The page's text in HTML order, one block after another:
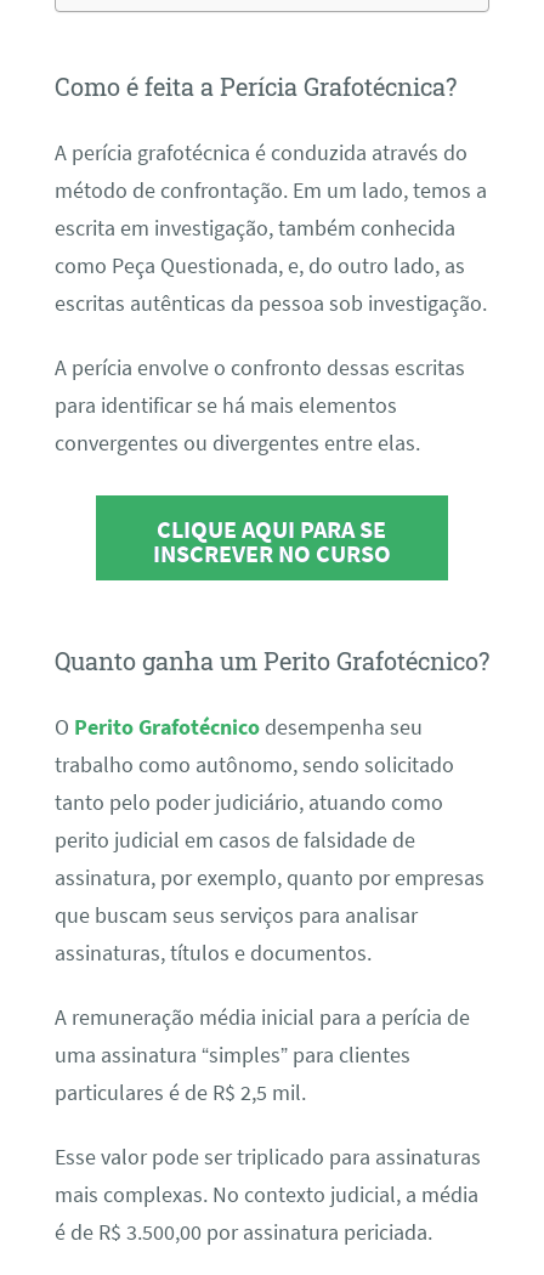
Como é feita a Perícia Grafotécnica?
A perícia grafotécnica é conduzida através do
método de confrontação. Em um lado, temos a
escrita em investigação, também conhecida
como Peça Questionada, e, do outro lado, as
escritas autênticas da pessoa sob investigação.
A perícia envolve o confronto dessas escritas
para identificar se há mais elementos
convergentes ou divergentes entre elas.
CLIQUE AQUI PARA SE
INSCREVER NO CURSO
Quanto ganha um Perito Grafotécnico?
O Perito Grafotécnicodesempenha seu
trabalho como autônomo, sendo solicitado
tanto pelo poder judiciário, atuando como
perito judicial em casos de falsidade de
assinatura, por exemplo, quanto por empresas
que buscam seus serviços para analisar
assinaturas, títulos e documentos.
A remuneração média inicial para a perícia de
uma assinatura “simples” para clientes
particulares é de R$ 2,5 mil.
Esse valor pode ser triplicado para assinaturas
mais complexas. No contexto judicial, a média
é de R$ 3.500,00 por assinatura periciada.